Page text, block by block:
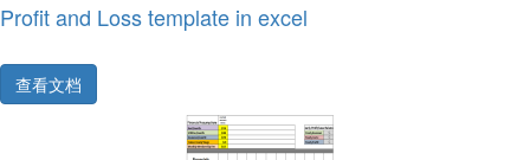
Profit and Loss template in excel
查看文档